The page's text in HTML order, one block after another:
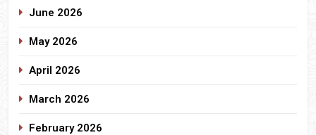
June 2026
May 2026
April 2026
March 2026
February 2026